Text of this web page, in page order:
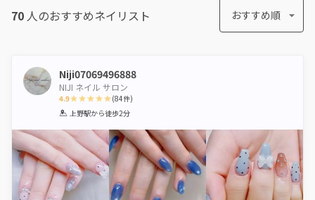
70 人のおすすめネイリスト おすすめ順
Niji07069496888
NIJI ネイル サロン
4.9
1 2 3 4 5
(84件)
上野駅から徒歩2分